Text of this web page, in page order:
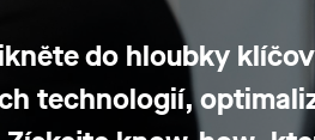
do hloubky
technologií,